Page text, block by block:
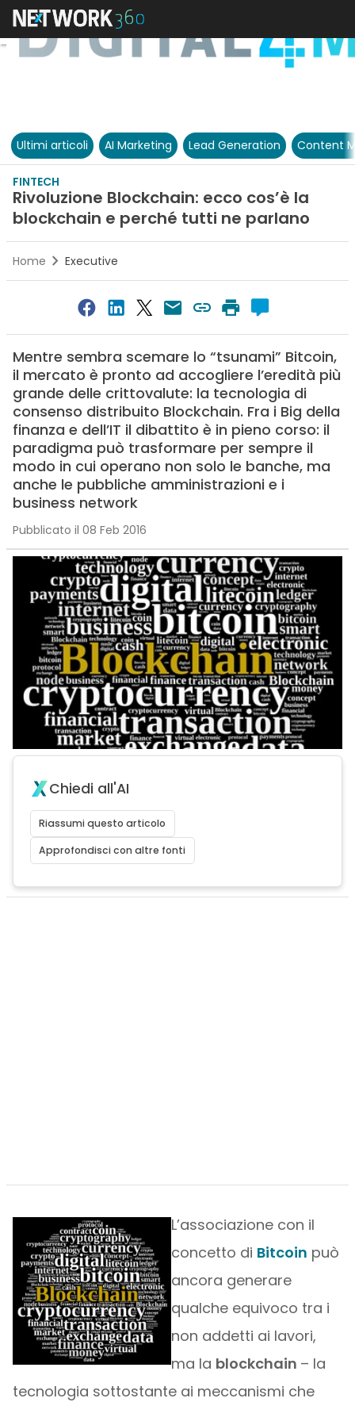
Ultimi articoli AI Marketing Lead Generation Content
FINTECH
Rivoluzione Blockchain: ecco cos’è la
blockchain e perché tutti ne parlano
Home Executive
Mentre sembra scemare lo “tsunami” Bitcoin,
il mercato è pronto ad accogliere l’eredità più
grande delle crittovalute: la tecnologia di
consenso distribuito Blockchain. Fra i Big della
finanza e dell’IT il dibattito è in pieno corso: il
paradigma può trasformare per sempre il
modo in cui operano non solo le banche, ma
anche le pubbliche amministrazioni e i
business network
Pubblicato il 08 Feb 2016
Chiedi all'AI
Riassumi questo articolo
Approfondisci con altre fonti
L’associazione con il
concetto di Bitcoin può
ancora generare
qualche equivoco tra i
non addetti ai lavori,
ma la blockchain – la
tecnologia sottostante ai meccanismi che